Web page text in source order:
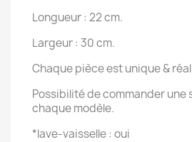
Longueur : 22 cm.
Largeur : 30 cm.
Chaque pièce est unique &
Possibilité de commander une
chaque modèle.
*lave-vaisselle : oui